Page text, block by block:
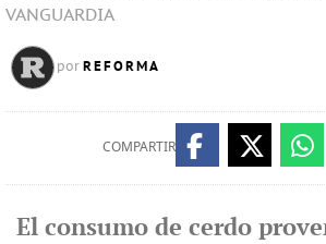
VANGUARDIA
por REFORMA
COMPARTIR
El consumo de cerdo